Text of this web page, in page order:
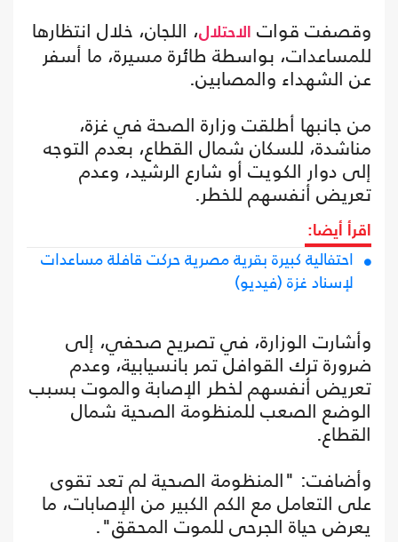
وقصفت قوات
الاحتلال، اللجان، خلال انتظارها
للمساعدات، بواسطة طائرة مسيرة، ما أسفر
عن الشهداء والمصابين.
من جانبها أطلقت وزارة الصحة في غزة،
مناشدة، للسكان شمال القطاع، بعدم التوجه
إلى دوار الكويت أو شارع الرشيد، وعدم
تعريض أنفسهم للخطر.
اقرأ أيضا:
احتفالية كبيرة بقرية مصرية حركت قافلة مساعدات
لإسناد غزة (فيديو)
وأشارت الوزارة، في تصريح صحفي، إلى
ضرورة ترك القوافل تمر بانسيابية، وعدم
تعريض أنفسهم لخطر الإصابة والموت بسبب
الوضع الصعب للمنظومة الصحية شمال
القطاع.
وأضافت: "المنظومة الصحية لم تعد تقوى
على التعامل مع الكم الكبير من الإصابات، ما
يعرض حياة الجرحى للموت المحقق".